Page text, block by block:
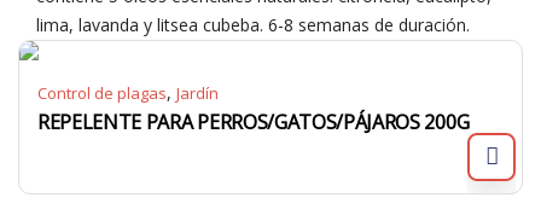
lima, lavanda y litsea cubeba. 6-8 semanas de duración.
Control de plagas, Jardín
REPELENTE PARA PERROS/GATOS/PÁJAROS 200G